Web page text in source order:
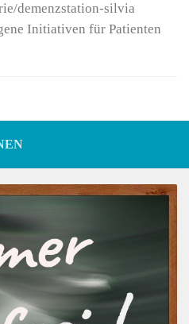
demenzstation-silvia
Initiativen für Patienten